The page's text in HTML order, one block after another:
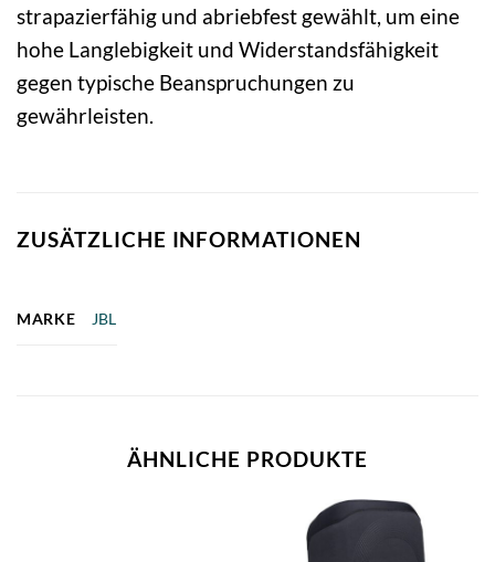
strapazierfähig und abriebfest gewählt, um eine
hohe Langlebigkeit und Widerstandsfähigkeit
gegen typische Beanspruchungen zu
gewährleisten.
ZUSÄTZLICHE INFORMATIONEN
MARKE JBL
ÄHNLICHE PRODUKTE